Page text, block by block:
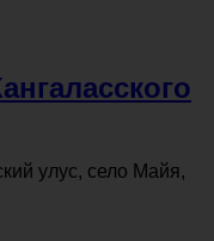
улус, село Майя,